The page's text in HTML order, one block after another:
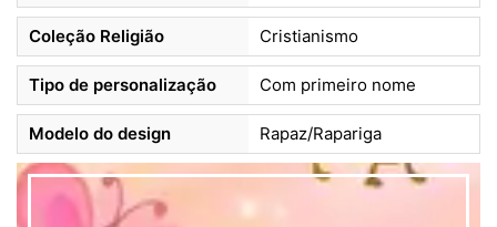
Coleção Religião Cristianismo
Tipo de personalização Com primeiro nome
Modelo do design Rapaz/Rapariga